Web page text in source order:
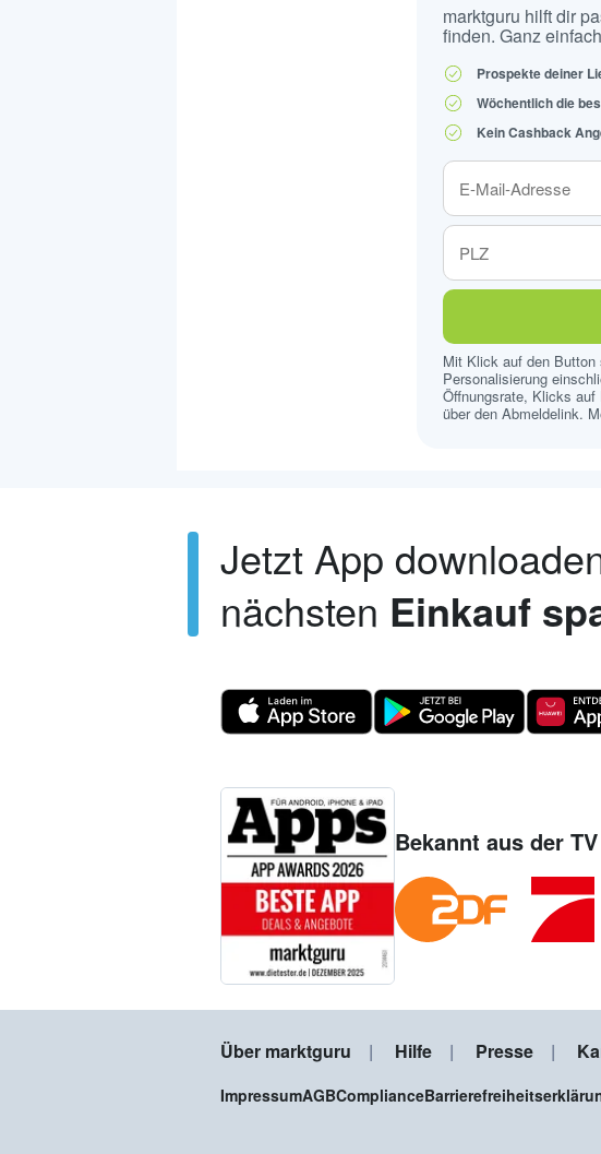
marktguru hilft dir
finden. Ganz
Prospekte deiner
Wöchentlich die
Kein Cashback
Mit Klick auf den
Personalisierung
Öffnungsrate, Klicks
über den Abmeldelink.
Jetzt App
nächsten Einkauf
Bekannt aus der
Über marktguru Hilfe Presse
ImpressumAGBCompliance